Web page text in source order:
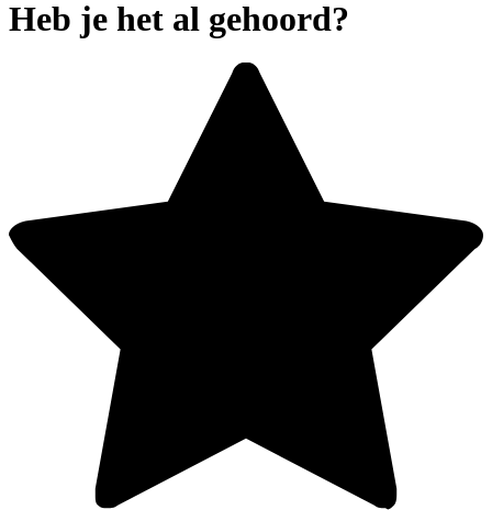
Heb je het al gehoord?